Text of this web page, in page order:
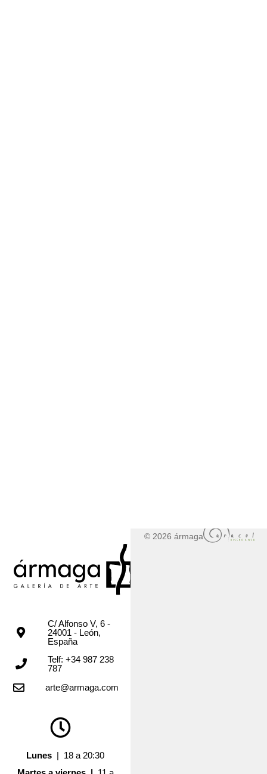
C/ Alfonso V, 6 -
24001 - León,
España
Telf: +34 987 238
787
arte@armaga.com
Lunes | 18 a 20:30
© 2026 ármaga